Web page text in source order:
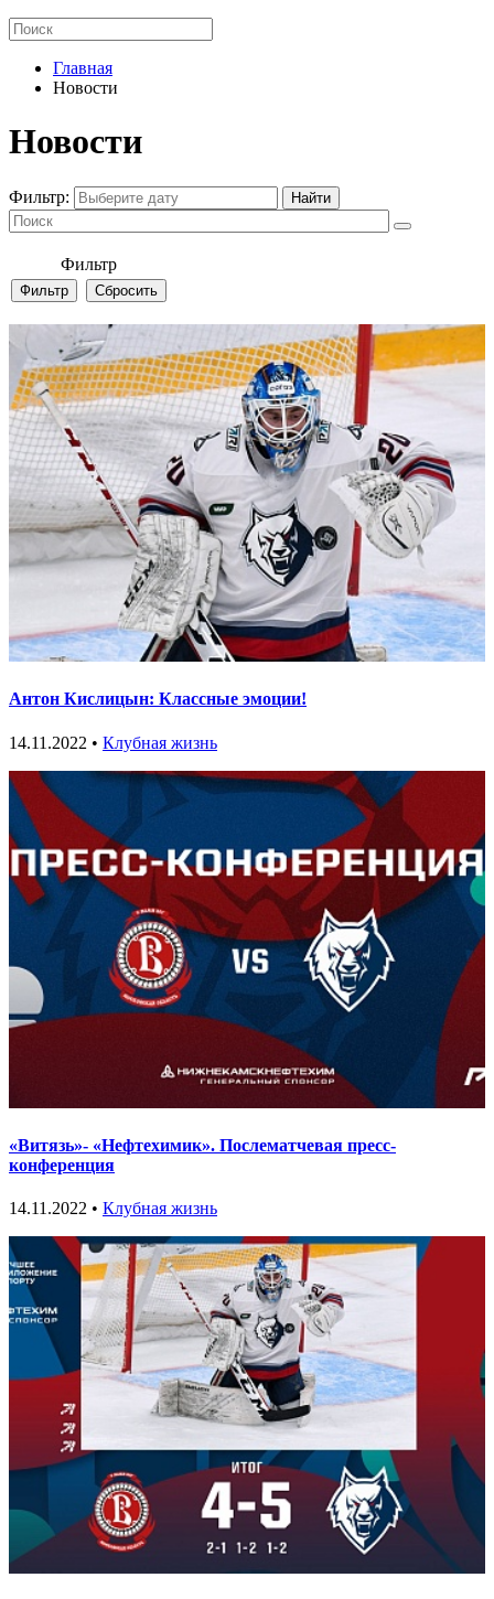
Главная
Новости
Новости
Фильтр:
Фильтр
Антон Кислицын: Классные эмоции!
14.11.2022 • Клубная жизнь
«Витязь»- «Нефтехимик». Послематчевая пресс-
конференция
14.11.2022 • Клубная жизнь